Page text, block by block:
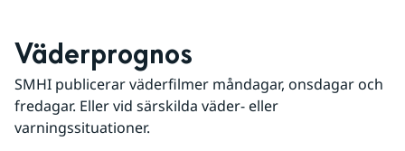
Väderprognos
SMHI publicerar väderfilmer måndagar, onsdagar och
fredagar. Eller vid särskilda väder- eller
varningssituationer.